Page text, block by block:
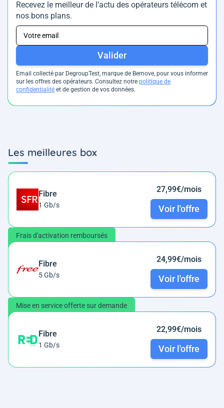
Recevez le meilleur de l’actu des opérateurs télécom et
nos bons plans.
Valider
Email collecté par DegroupTest, marque de Bemove, pour vous informer
sur les offres des opérateurs. Consultez notre politique de
confidentialité et de gestion de vos données.
Les meilleures box
Fibre
1 Gb/s
27,99€/mois
Voir l'offre
Frais d'activation remboursés
Fibre
5 Gb/s
24,99€/mois
Voir l'offre
Mise en service offerte sur demande
Fibre
1 Gb/s
22,99€/mois
Voir l'offre